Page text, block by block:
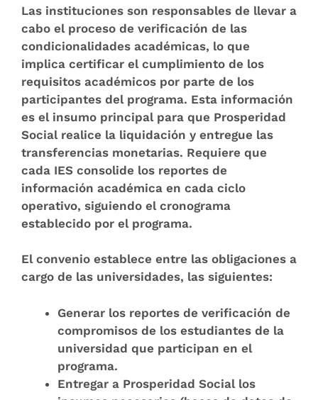
Las instituciones son responsables de llevar a
cabo el proceso de verificación de las
condicionalidades académicas, lo que
implica certificar el cumplimiento de los
requisitos académicos por parte de los
participantes del programa. Esta información
es el insumo principal para que Prosperidad
Social realice la liquidación y entregue las
transferencias monetarias. Requiere que
cada IES consolide los reportes de
información académica en cada ciclo
operativo, siguiendo el cronograma
establecido por el programa.
El convenio establece entre las obligaciones a
cargo de las universidades, las siguientes:
Generar los reportes de verificación de
compromisos de los estudiantes de la
universidad que participan en el
programa.
Entregar a Prosperidad Social los